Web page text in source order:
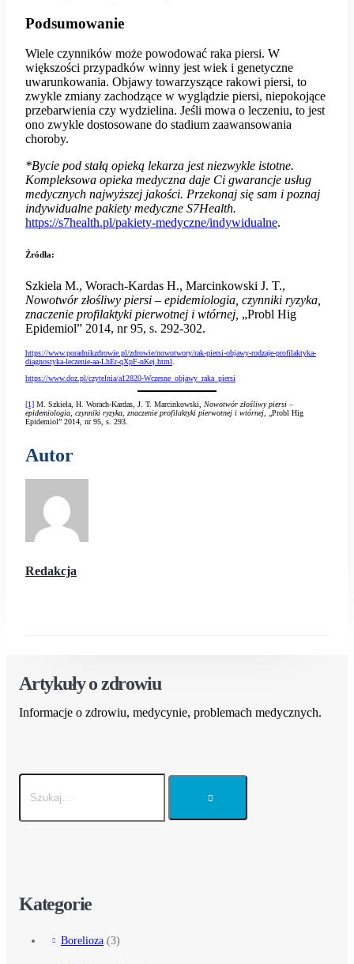
Podsumowanie
Wiele czynników może powodować raka piersi. W
większości przypadków winny jest wiek i genetyczne
uwarunkowania. Objawy towarzyszące rakowi piersi, to
zwykle zmiany zachodzące w wyglądzie piersi, niepokojące
przebarwienia czy wydzielina. Jeśli mowa o leczeniu, to jest
ono zwykle dostosowane do stadium zaawansowania
choroby.
*Bycie pod stałą opieką lekarza jest niezwykle istotne.
Kompleksowa opieka medyczna daje Ci gwarancje usług
medycznych najwyższej jakości. Przekonaj się sam i poznaj
indywidualne pakiety medyczne S7Health.
https://s7health.pl/pakiety-medyczne/indywidualne.
Źródła:
Szkiela M., Worach-Kardas H., Marcinkowski J. T.,
Nowotwór złośliwy piersi – epidemiologia, czynniki ryzyka,
znaczenie profilaktyki pierwotnej i wtórnej, „Probl Hig
Epidemiol” 2014, nr 95, s. 292-302.
https://www.poradnikzdrowie.pl/zdrowie/nowotwory/rak-piersi-objawy-rodzaje-profilaktyka-
diagnostyka-leczenie-aa-LhEr-qXpF-nKej.html.
https://www.doz.pl/czytelnia/a12820-Wczesne_objawy_raka_piersi
[1] M. Szkiela, H. Worach-Kardas, J. T. Marcinkowski, Nowotwór złośliwy piersi –
epidemiologia, czynniki ryzyka, znaczenie profilaktyki pierwotnej i wtórnej, „Probl Hig
Epidemiol” 2014, nr 95, s. 293.
Autor
Redakcja
Artykuły o zdrowiu
Informacje o zdrowiu, medycynie, problemach medycznych.
Kategorie
Borelioza (3)